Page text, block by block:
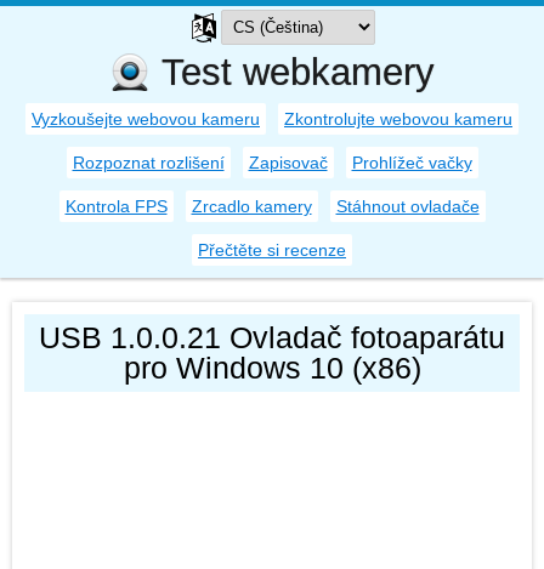
Test webkamery
Vyzkoušejte webovou kameru Zkontrolujte webovou kameru
Rozpoznat rozlišení Zapisovač Prohlížeč vačky
Kontrola FPS Zrcadlo kamery Stáhnout ovladače
Přečtěte si recenze
USB 1.0.0.21 Ovladač fotoaparátu
pro Windows 10 (x86)